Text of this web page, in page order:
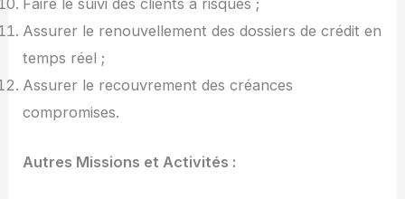
Faire le suivi des clients à risques ;
Assurer le renouvellement des dossiers de crédit en
temps réel ;
Assurer le recouvrement des créances
compromises.
Autres Missions et Activités :